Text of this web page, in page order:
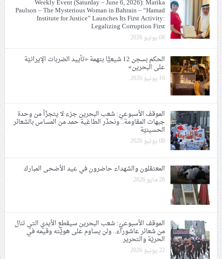
Weekly Event (Saturday – June 6, 2026): Marika
Paulson – The Mysterious Woman in Bahrain – “Hamad
Institute for Justice” Launches Its First Activity:
Legalizing Corruption First
08 يونيو 2026
الحكم بسجن 12 شيعيًّا بتهمة «تأييد الضربات الإيرانيّة
على البحرين»
16 يونيو 2026
الموقف الأسبوعيّ: شعب البحرين جزء لا يتجزّأ من وحدة
جبهات المقاومة.. ونحذّر الطاغية حمد من المساس بالشعائر
الحسينيّة
08 يونيو 2026
المعتقلون والشهداء حاضرون في عيد الأضحى المبارك
28 مايو 2026
الموقف الأسبوعيّ: شعب البحرين سيقطع الأيدي التي تنال
من شعائر عاشوراء.. ولن يساوم على هويّته وقيمه في
الحريّة والتحرير
22 يونيو 2026